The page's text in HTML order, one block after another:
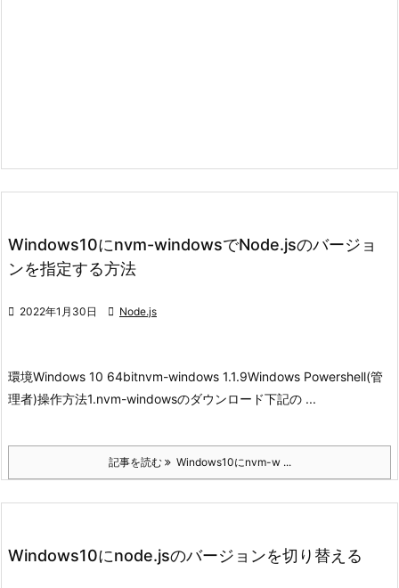
Windows10にnvm-windowsでNode.jsのバージョ
ンを指定する方法
 2022年1月30日  Node.js
環境Windows 10 64bitnvm-windows 1.1.9Windows Powershell(管
理者)操作方法1.nvm-windowsのダウンロード下記の ...
記事を読む Windows10にnvm-w ...
Windows10にnode.jsのバージョンを切り替える